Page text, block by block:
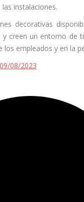
instalaciones.
decorativas
creen un entorno de
empleados y en la
09/08/2023